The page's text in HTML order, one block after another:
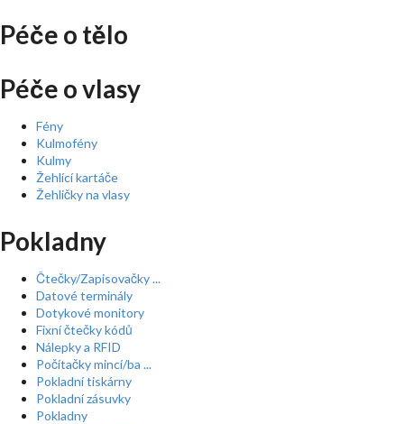
Péče o tělo
Péče o vlasy
Fény
Kulmofény
Kulmy
Žehlící kartáče
Žehličky na vlasy
Pokladny
Čtečky/Zapisovačky ...
Datové terminály
Dotykové monitory
Fixní čtečky kódů
Nálepky a RFID
Počítačky mincí/ba ...
Pokladní tiskárny
Pokladní zásuvky
Pokladny